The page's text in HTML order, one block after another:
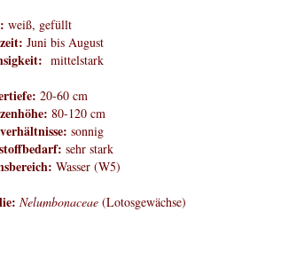
weiß, gefüllt
Juni bis August
mittelstark
20-60 cm
80-120 cm
sonnig
sehr stark
Wasser (W5)
Nelumbonaceae(Lotosgewächse)